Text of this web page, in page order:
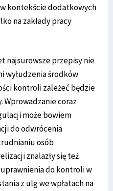
kontekście dodatkowych
na zakłady pracy
najsurowsze przepisy nie
wyłudzenia środków
kontroli zależeć będzie
Wprowadzanie coraz
może bowiem
do odwrócenia
osób
znalazły się też
uprawnienia do kontroli w
z ulg we wpłatach na